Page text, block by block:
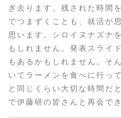
ぎ去ります。残された時間
でつまずくことも、就活が
思います。シロイヌナズナ
もしれません。発表スライ
もあるかもしれません。そ
いてラーメンを食べに行っ
と同じくらい大切な時間だ
で伊藤研の皆さんと再会で